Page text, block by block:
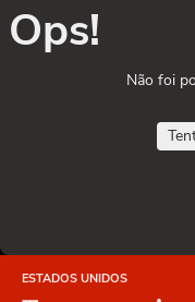
Ops!
Não foi
ESTADOS UNIDOS